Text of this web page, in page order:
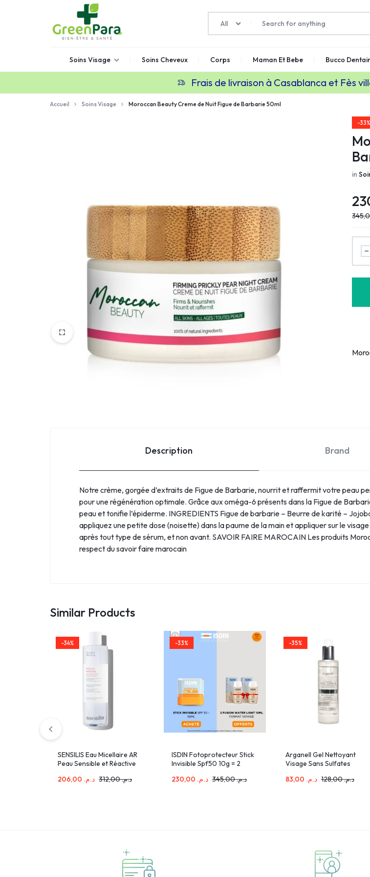
GREENPARA
Parapharmacie
Maroc
All
Soins Visage Soins Cheveux Corps Maman Et Bebe Bucco
Frais de livraison à Casablanca et Fès
Accueil Soins Visage Moroccan Beauty Creme de Nuit Figue de Barbarie 50ml
-33%
in
Description Brand
Notre crème, gorgée d’extraits de Figue de Barbarie, nourrit et raffermit votre peau
pour une régénération optimale. Grâce aux oméga-6 présents dans la Figue de
peau et tonifie l’épiderme. INGREDIENTS Figue de barbarie – Beurre de karité –
appliquez une petite dose (noisette) dans la paume de la main et appliquer sur le
après tout type de sérum, et non avant. SAVOIR FAIRE MAROCAIN Les produits
respect du savoir faire marocain
Similar Products
-34%
SENSILIS Eau Micellaire AR
Peau Sensible et Réactive
د.م. د.م.312,00
-33%
ISDIN Fotoprotecteur Stick
Invisible Spf50 10g = 2
Light 10ml Offertes
د.م. د.م.345,00
-35%
Arganell Gel Nettoyant
Visage Sans Sulfates
د.م. د.م.128,00